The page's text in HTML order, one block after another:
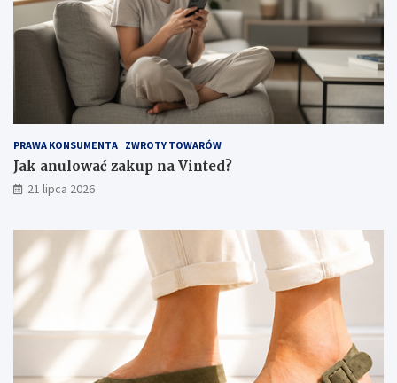
PRAWA KONSUMENTA ZWROTY TOWARÓW
Jak anulować zakup na Vinted?
21 lipca 2026